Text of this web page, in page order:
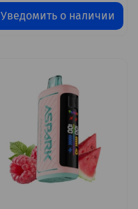
Уведомить о наличии